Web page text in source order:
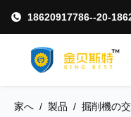
18620917786--20-
家へ / 製品 / 掘削機の